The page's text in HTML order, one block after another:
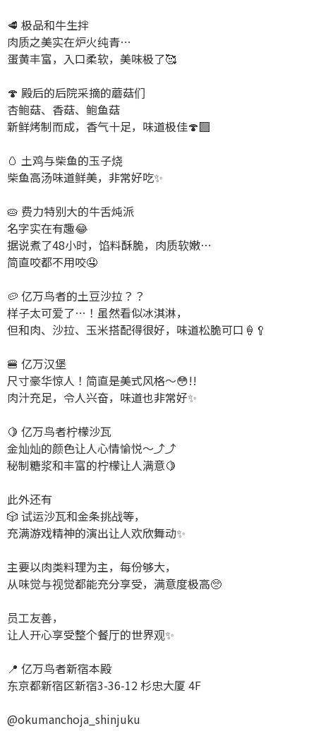
🥩 极品和牛生拌
肉质之美实在炉火纯青…
蛋黄丰富，入口柔软，美味极了🥰
🍄 殿后的后院采摘的蘑菇们
杏鲍菇、香菇、鲍鱼菇
新鲜烤制而成，香气十足，味道极佳🍄‍🟫
🥚 土鸡与柴鱼的玉子烧
柴鱼高汤味道鲜美，非常好吃✨️
🥧 费力特别大的牛舌炖派
名字实在有趣😂
据说煮了48小时，馅料酥脆，肉质软嫩…
简直咬都不用咬🤤
🥔 亿万鸟者的土豆沙拉？？
样子太可爱了…！虽然看似冰淇淋，
但和肉、沙拉、玉米搭配得很好，味道松脆可口🍦🥄
🍔 亿万汉堡
尺寸豪华惊人！简直是美式风格〜😳!!
肉汁充足，令人兴奋，味道也非常好✨
🍋 亿万鸟者柠檬沙瓦
金灿灿的颜色让人心情愉悦～⤴⤴
秘制糖浆和丰富的柠檬让人满意🍋
此外还有
🎲 试运沙瓦和金条挑战等，
充满游戏精神的演出让人欢欣舞动✨
主要以肉类料理为主，每份够大，
从味觉与视觉都能充分享受，满意度极高🥺
员工友善，
让人开心享受整个餐厅的世界观✨
📍 亿万鸟者新宿本殿
东京都新宿区新宿3-36-12 杉忠大厦 4F
@okumanchoja_shinjuku